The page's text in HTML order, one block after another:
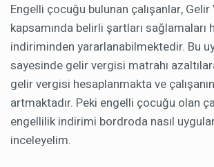
Engelli çocuğu bulunan çalışanlar,
kapsamında belirli şartları sağlamaları
indiriminden yararlanabilmektedir. Bu
sayesinde gelir vergisi matrahı
gelir vergisi hesaplanmakta ve
artmaktadır. Peki engelli çocuğu olan
engellilik indirimi bordroda nasıl
inceleyelim.